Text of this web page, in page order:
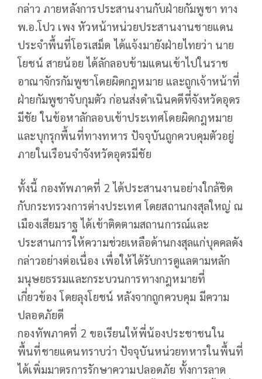
กล่าว ภายหลังการประสานงานกับฝ่ายกัมพูชา ทาง
พ.อ.โปว เพง หัวหน้าหน่วยประสานงานชายแดน
ประจำพื้นที่โอรเสม็ด ได้แจ้งมายังฝ่ายไทยว่า นาย
โยชน์ สายน้อย ได้ลักลอบข้ามแดนเข้าไปในราช
อาณาจักรกัมพูชาโดยผิดกฎหมาย และถูกเจ้าหน้าที่
ฝ่ายกัมพูชาจับกุมตัว ก่อนส่งดำเนินคดีที่จังหวัดอุดร
มีชัย ในข้อหาลักลอบเข้าประเทศโดยผิดกฎหมาย
และบุกรุกพื้นที่ทางทหาร ปัจจุบันถูกควบคุมตัวอยู่
ภายในเรือนจำจังหวัดอุดรมีชัย
ทั้งนี้ กองทัพภาคที่ 2 ได้ประสานงานอย่างใกล้ชิด
กับกระทรวงการต่างประเทศ โดยสถานกงสุลใหญ่ ณ
เมืองเสียมราฐ ได้เข้าติดตามสถานการณ์และ
ประสานการให้ความช่วยเหลือด้านกงสุลแก่บุคคลดัง
กล่าวอย่างต่อเนื่อง เพื่อให้ได้รับการดูแลตามหลัก
มนุษยธรรมและกระบวนการทางกฎหมายที่
เกี่ยวข้อง โดยลุงโยชน์ หลังจากถูกควบคุม มีความ
ปลอดภัยดี
กองทัพภาคที่ 2 ขอเรียนให้พี่น้องประชาชนใน
พื้นที่ชายแดนทราบว่า ปัจจุบันหน่วยทหารในพื้นที่
ได้เพิ่มมาตรการรักษาความปลอดภัย ทั้งการลาด